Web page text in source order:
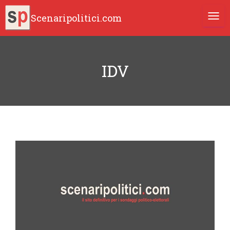
Scenaripolitici.com
IDV